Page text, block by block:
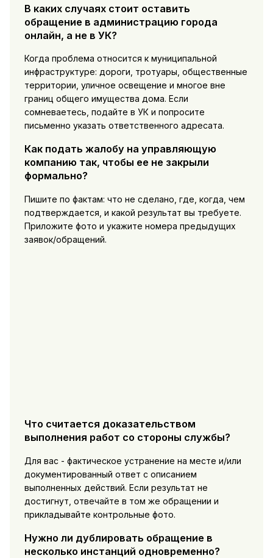
В каких случаях стоит оставить
обращение в администрацию города
онлайн, а не в УК?
Когда проблема относится к муниципальной
инфраструктуре: дороги, тротуары, общественные
территории, уличное освещение и многое вне
границ общего имущества дома. Если
сомневаетесь, подайте в УК и попросите
письменно указать ответственного адресата.
Как подать жалобу на управляющую
компанию так, чтобы ее не закрыли
формально?
Пишите по фактам: что не сделано, где, когда, чем
подтверждается, и какой результат вы требуете.
Приложите фото и укажите номера предыдущих
заявок/обращений.
Что считается доказательством
выполнения работ со стороны службы?
Для вас - фактическое устранение на месте и/или
документированный ответ с описанием
выполненных действий. Если результат не
достигнут, отвечайте в том же обращении и
прикладывайте контрольные фото.
Нужно ли дублировать обращение в
несколько инстанций одновременно?